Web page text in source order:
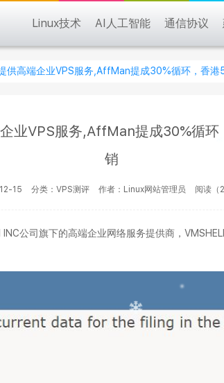
Linux技术 AI人工智能 通信协议
供高端企业VPS服务,AffMan提成30%循环，香港
业VPS服务,AffMan提成30%循
销
15 分类：VPS测评 作者：Linux网站管理员 阅读（
公司旗下的高端企业网络服务提供商，